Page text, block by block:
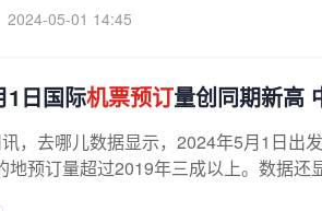
2024-05-01 14:45
1日国际机票预订量创同期新高
，去哪儿数据显示，2024年5月1日出
地预订量超过2019年三成以上。数据